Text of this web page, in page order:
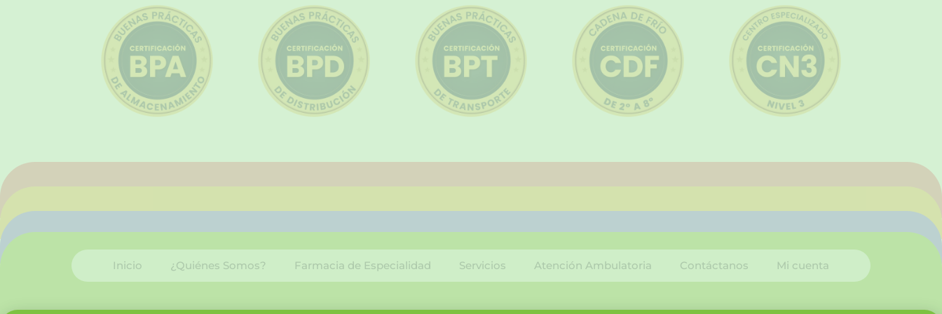
Inicio ¿Quiénes Somos? Farmacia de Especialidad Servicios Atención Ambulatoria Contáctanos Mi cuenta